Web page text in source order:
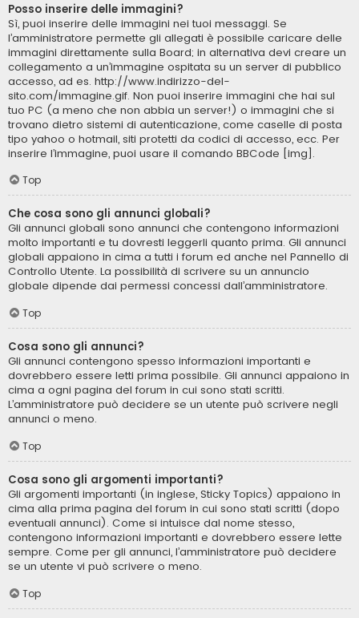
Posso inserire delle immagini?
Sì, puoi inserire delle immagini nei tuoi messaggi. Se
l’amministratore permette gli allegati è possibile caricare delle
immagini direttamente sulla Board; in alternativa devi creare un
collegamento a un’immagine ospitata su un server di pubblico
accesso, ad es. http://www.indirizzo-del-
sito.com/immagine.gif. Non puoi inserire immagini che hai sul
tuo PC (a meno che non abbia un server!) o immagini che si
trovano dietro sistemi di autenticazione, come caselle di posta
tipo yahoo o hotmail, siti protetti da codici di accesso, ecc. Per
inserire l’immagine, puoi usare il comando BBCode [img].
Top
Che cosa sono gli annunci globali?
Gli annunci globali sono annunci che contengono informazioni
molto importanti e tu dovresti leggerli quanto prima. Gli annunci
globali appaiono in cima a tutti i forum ed anche nel Pannello di
Controllo Utente. La possibilità di scrivere su un annuncio
globale dipende dai permessi concessi dall’amministratore.
Top
Cosa sono gli annunci?
Gli annunci contengono spesso informazioni importanti e
dovrebbero essere letti prima possibile. Gli annunci appaiono in
cima a ogni pagina del forum in cui sono stati scritti.
L’amministratore può decidere se un utente può scrivere negli
annunci o meno.
Top
Cosa sono gli argomenti importanti?
Gli argomenti importanti (in inglese, Sticky Topics) appaiono in
cima alla prima pagina del forum in cui sono stati scritti (dopo
eventuali annunci). Come si intuisce dal nome stesso,
contengono informazioni importanti e dovrebbero essere lette
sempre. Come per gli annunci, l’amministratore può decidere
se un utente vi può scrivere o meno.
Top